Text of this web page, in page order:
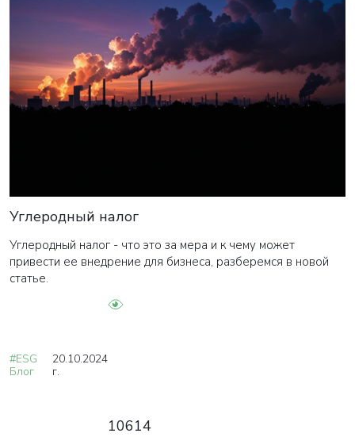
Углеродный налог
Углеродный налог - что это за мера и к чему может
привести ее внедрение для бизнеса, разберемся в новой
статье.
#ESG
Блог
20.10.2024
г.
10614